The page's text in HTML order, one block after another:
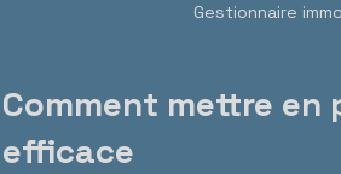
Gestionnaire
Comment mettre
efficace